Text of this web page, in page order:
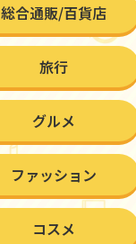
総合通販/百貨店
旅行
グルメ
ファッション
コスメ